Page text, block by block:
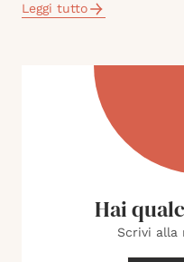
Leggi tutto
Hai
Scrivi alla